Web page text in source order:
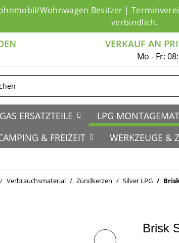
Wohnwagen Besitzer |
verbindlich.
VERKAUF AN
Mo - Fr:
ERSATZTEILE LPG
& FREIZEIT WERKZEUGE &
Verbrauchsmaterial Zündkerzen Silver LPG
Brisk